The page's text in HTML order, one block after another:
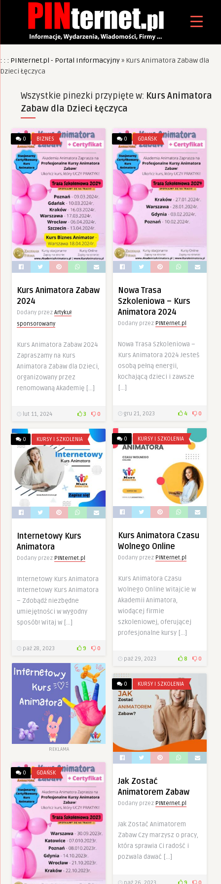
: : : PINternet.pl - Portal Informacyjny» Kurs Animatora Zabaw dla
Dzieci Łęczyca
Wszystkie pinezki przypięte w: Kurs Animatora
Zabaw dla Dzieci Łęczyca
0 BIZNES
Kurs Animatora Zabaw
2024
Dodany przez Artykuł
sponsorowany
Kurs Animatora Zabaw 2024
Zapraszamy na Kurs
Animatora Zabaw dla Dzieci,
organizowany przez
renomowaną Akademię […]
lut 11, 2024 3 0
0 GDAŃSK
Nowa Trasa
Szkoleniowa – Kurs
Animatora 2024
Dodany przez PINternet.pl
Nowa Trasa Szkoleniowa –
Kurs Animatora 2024 Jesteś
osobą pełną energii,
kochającą dzieci i zawsze
[…]
gru 21, 2023 4 0
0 KURSY I SZKOLENIA
Kurs Animatora Czasu
Wolnego Online
Dodany przez PINternet.pl
Kurs Animatora Czasu
Wolnego Online Witajcie w
Akademii Animatora,
wiodącej firmie
szkoleniowej, oferującej
profesjonalne kursy […]
paź 29, 2023 8 0
0 KURSY I SZKOLENIA
Internetowy Kurs
Animatora
Dodany przez PINternet.pl
Internetowy Kurs Animatora
Internetowy Kurs Animatora
– Zdobądź niezbędne
umiejętności w wygodny
sposób! Witaj w […]
paź 28, 2023 9 0
REKLAMA
0 KURSY I SZKOLENIA
Jak Zostać
Animatorem Zabaw
Dodany przez PINternet.pl
Jak Zostać Animatorem
Zabaw Czy marzysz o pracy,
która sprawia Ci radość i
pozwala dawać […]
0 GDAŃSK